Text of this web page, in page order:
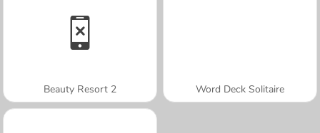
Beauty Resort 2 Word Deck Solitaire